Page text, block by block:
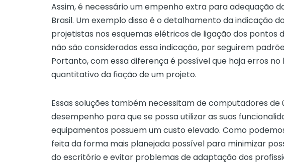
Assim, é necessário um empenho extra para adequação
Brasil. Um exemplo disso é o detalhamento da indicação
projetistas nos esquemas elétricos de ligação dos pontos
não são consideradas essa indicação, por seguirem
Portanto, com essa diferença é possível que haja erros
quantitativo da fiação de um projeto.
Essas soluções também necessitam de computadores
desempenho para que se possa utilizar as suas
equipamentos possuem um custo elevado. Como
feita da forma mais planejada possível para minimizar
do escritório e evitar problemas de adaptação dos